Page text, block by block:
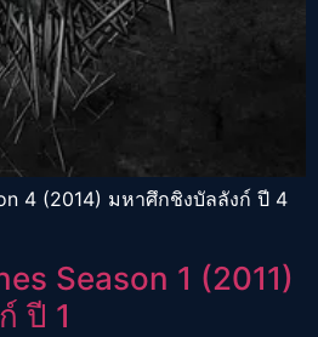
4 (2014) มหาศึกชิงบัลลังก์ ปี 4
Season 1 (2011)
ปี 1